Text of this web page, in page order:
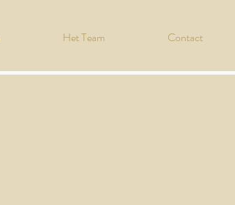
Het Team Contact